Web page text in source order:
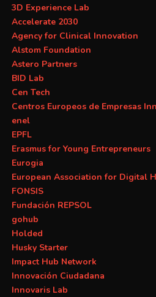
3D Experience Lab
Accelerate 2030
Agency for Clinical Innovation
Alstom Foundation
Astero Partners
BID Lab
Cen Tech
Centros Europeos de Empresas
enel
EPFL
Erasmus for Young Entrepreneurs
Eurogia
European Association for Digital
FONSIS
Fundación REPSOL
gohub
Holded
Husky Starter
Impact Hub Network
Innovación Ciudadana
Innovaris Lab